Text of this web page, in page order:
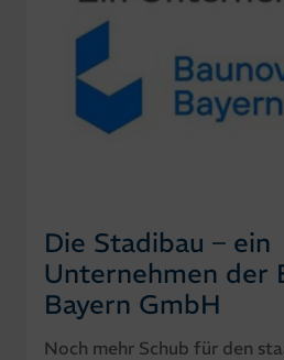
Die Stadibau – ein
Unternehmen der
Bayern GmbH
Noch mehr Schub für den